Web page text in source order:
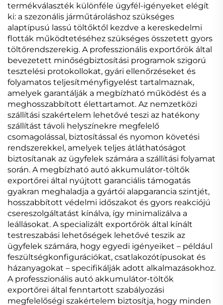
termékválaszték különféle ügyfél-igényeket elégít
ki: a szezonális járműtároláshoz szükséges
alaptípusú lassú töltőktől kezdve a kereskedelmi
flották működtetéséhez szükséges összetett gyors
töltőrendszerekig. A professzionális exportőrök által
bevezetett minőségbiztosítási programok szigorú
tesztelési protokollokat, gyári ellenőrzéseket és
folyamatos teljesítményfigyelést tartalmaznak,
amelyek garantálják a megbízható működést és a
meghosszabbított élettartamot. Az nemzetközi
szállítási szakértelem lehetővé teszi az hatékony
szállítást távoli helyszínekre megfelelő
csomagolással, biztosítással és nyomon követési
rendszerekkel, amelyek teljes átláthatóságot
biztosítanak az ügyfelek számára a szállítási folyamat
során. A megbízható autó akkumulátor-töltők
exportőrei által nyújtott garanciális támogatás
gyakran meghaladja a gyártói alapgarancia szintjét,
hosszabbított védelmi időszakot és gyors reakciójú
csereszolgáltatást kínálva, így minimalizálva a
leállásokat. A specializált exportőrök által kínált
testreszabási lehetőségek lehetővé teszik az
ügyfelek számára, hogy egyedi igényeiket – például
feszültségkonfigurációkat, csatlakozótípusokat és
házanyagokat – specifikálják adott alkalmazásokhoz.
A professzionális autó akkumulátor-töltők
exportőrei által fenntartott szabályozási
megfelelőségi szakértelem biztosítja, hogy minden